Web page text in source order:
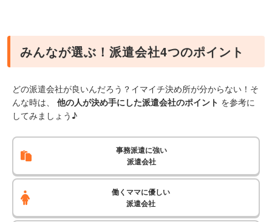
みんなが選ぶ！派遣会社4つのポイント
どの派遣会社が良いんだろう？イマイチ決め所が分からない！そ
んな時は、 他の人が決め手にした派遣会社のポイント を参考に
してみましょう♪
事務派遣に強い
派遣会社
働くママに優しい
派遣会社